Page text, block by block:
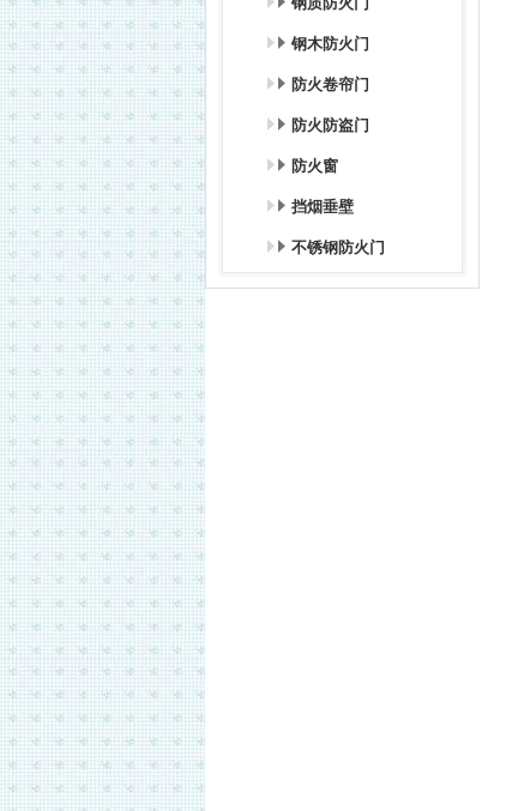
钢木防火门
防火卷帘门
防火防盗门
防火窗
挡烟垂壁
不锈钢防火门